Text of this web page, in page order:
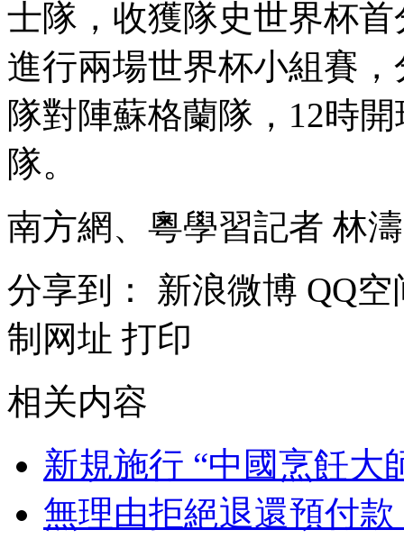
士隊，收獲隊史世界杯
進行兩場世界杯小組賽
隊對陣蘇格蘭隊，12時
隊。
南方網、粵學習記者 林濤
分享到：
新浪微博 QQ空
制网址 打印
相关内容
新規施行 “中國烹飪大
無理由拒絕退還預付